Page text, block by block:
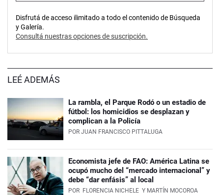
Disfrutá de acceso ilimitado a todo el contenido de Búsqueda
y Galería.
Consultá nuestras opciones de suscripción.
LEÉ ADEMÁS
La rambla, el Parque Rodó o un estadio de
fútbol: los homicidios se desplazan y
complican a la Policía
POR JUAN FRANCISCO PITTALUGA
Economista jefe de FAO: América Latina se
ocupó mucho del “mercado internacional” y
debe “dar enfásis” al local
POR FLORENCIA NICHELE Y MARTÍN MOCOROA